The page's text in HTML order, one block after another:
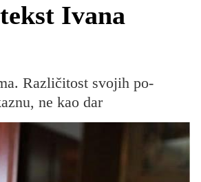
Ivana
Različitost svojih po­
ne kao dar